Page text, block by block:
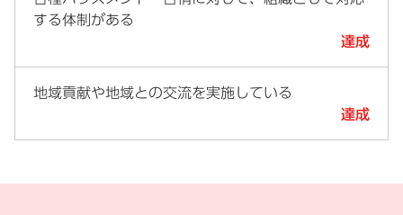
する体制がある
達成
地域貢献や地域との交流を実施している
達成